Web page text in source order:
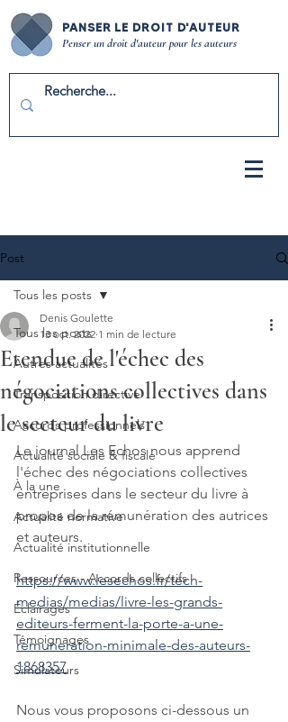
PANSER LE DROIT D'AUTEUR
Penser un droit d'auteur pour les auteurs
Post
Tous les posts
Autres actualités
Transposition directive
Accords professionnels
Actualité sociale & fiscale
À la une
Actualité normative
Actualité institutionnelle
Ressources - Accords collectifs
Éclairages
Témoignages
Simulateurs
Tous les posts
Etendue de l'échec des
négociations collectives dans
le secteur du livre
Denis Goulette
13 oct. 2022 1 min de lecture
Le journal Les Echos nous apprend
l'échec des négociations collectives
entreprises dans le secteur du livre à
propos de la rémunération des autrices
et auteurs.
https://www.lesechos.fr/tech-
medias/medias/livre-les-grands-
editeurs-ferment-la-porte-a-une-
remuneration-minimale-des-auteurs-
1868357
Nous vous proposons ci-dessous un